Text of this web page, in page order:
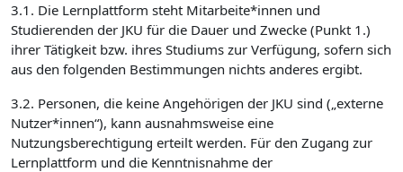
3.1. Die Lernplattform steht Mitarbeite*innen und
Studierenden der JKU für die Dauer und Zwecke (Punkt 1.)
ihrer Tätigkeit bzw. ihres Studiums zur Verfügung, sofern sich
aus den folgenden Bestimmungen nichts anderes ergibt.
3.2. Personen, die keine Angehörigen der JKU sind („externe
Nutzer*innen“), kann ausnahmsweise eine
Nutzungsberechtigung erteilt werden. Für den Zugang zur
Lernplattform und die Kenntnisnahme der